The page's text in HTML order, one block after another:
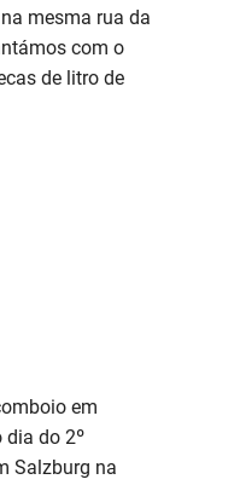
mesma rua da
com o
de litro de
em
dia do 2º
Salzburg na